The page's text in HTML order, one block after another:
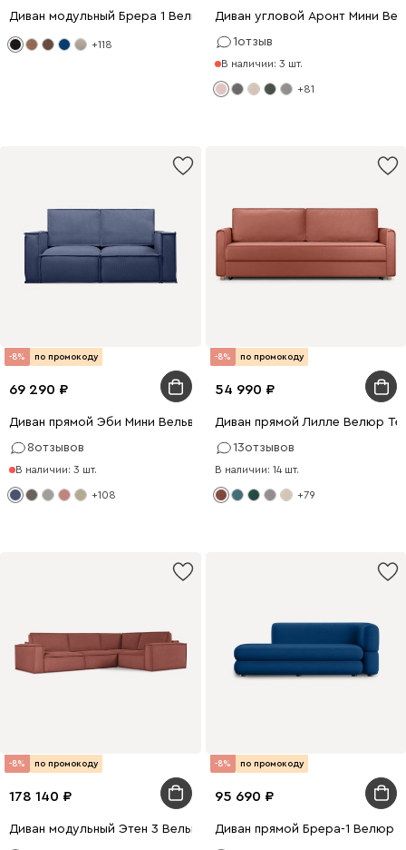
Диван модульный Брера 1 Велюр Черный
+118
Диван угловой Аронт Мини
1отзыв
В наличии: 3 шт.
+81
-8% по промокоду
69 290
Диван прямой Эби Мини Вельвет Синий
8отзывов
В наличии: 3 шт.
+108
-8% по промокоду
54 990
Диван прямой Лилле Велюр
13отзывов
В наличии: 14 шт.
+79
-8% по промокоду
178 140
Диван модульный Этен 3 Вельвет Терракотовый
-8% по промокоду
95 690
Диван прямой Брера-1 Велюр